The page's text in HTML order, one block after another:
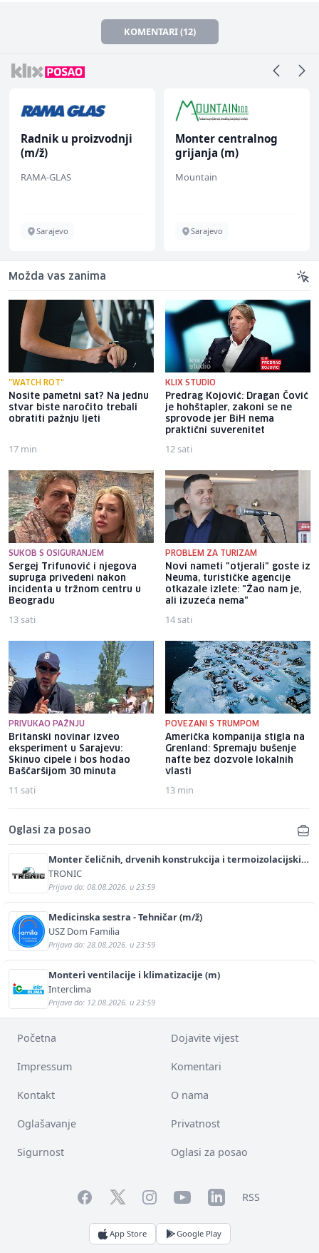
KOMENTARI (12)
Radnik u proizvodnji
(m/ž)
RAMA-GLAS
Sarajevo
Monter centralnog
grijanja (m)
Mountain
Sarajevo
Možda vas zanima
"WATCH ROT"
Nosite pametni sat? Na jednu
stvar biste naročito trebali
obratiti pažnju ljeti
17 min
KLIX STUDIO
Predrag Kojović: Dragan Čović
je hohštapler, zakoni se ne
sprovode jer BiH nema
praktični suverenitet
12 sati
SUKOB S OSIGURANJEM
Sergej Trifunović i njegova
supruga privedeni nakon
incidenta u tržnom centru u
Beogradu
13 sati
PROBLEM ZA TURIZAM
Novi nameti "otjerali" goste iz
Neuma, turističke agencije
otkazale izlete: "Žao nam je,
ali izuzeća nema"
14 sati
PRIVUKAO PAŽNJU
Britanski novinar izveo
eksperiment u Sarajevu:
Skinuo cipele i bos hodao
Baščaršijom 30 minuta
11 sati
POVEZANI S TRUMPOM
Američka kompanija stigla na
Grenland: Spremaju bušenje
nafte bez dozvole lokalnih
vlasti
13 min
Oglasi za posao
Monter čeličnih, drvenih konstrukcija i termoizolacijskih
panela (m/ž)
TRONIC
Prijava do: 08.08.2026. u 23:59
Medicinska sestra - Tehničar (m/ž)
USZ Dom Familia
Prijava do: 28.08.2026. u 23:59
Monteri ventilacije i klimatizacije (m)
Interclima
Prijava do: 12.08.2026. u 23:59
Početna Dojavite vijest
Impressum Komentari
Kontakt O nama
Oglašavanje Privatnost
Sigurnost Oglasi za posao
FacebookTwitterInstagramYouTubeLinkedInRSS
App Store Google Play